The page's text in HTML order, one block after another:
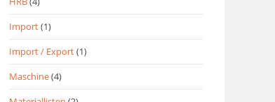
Import(1)
Import / Export(1)
Maschine(4)